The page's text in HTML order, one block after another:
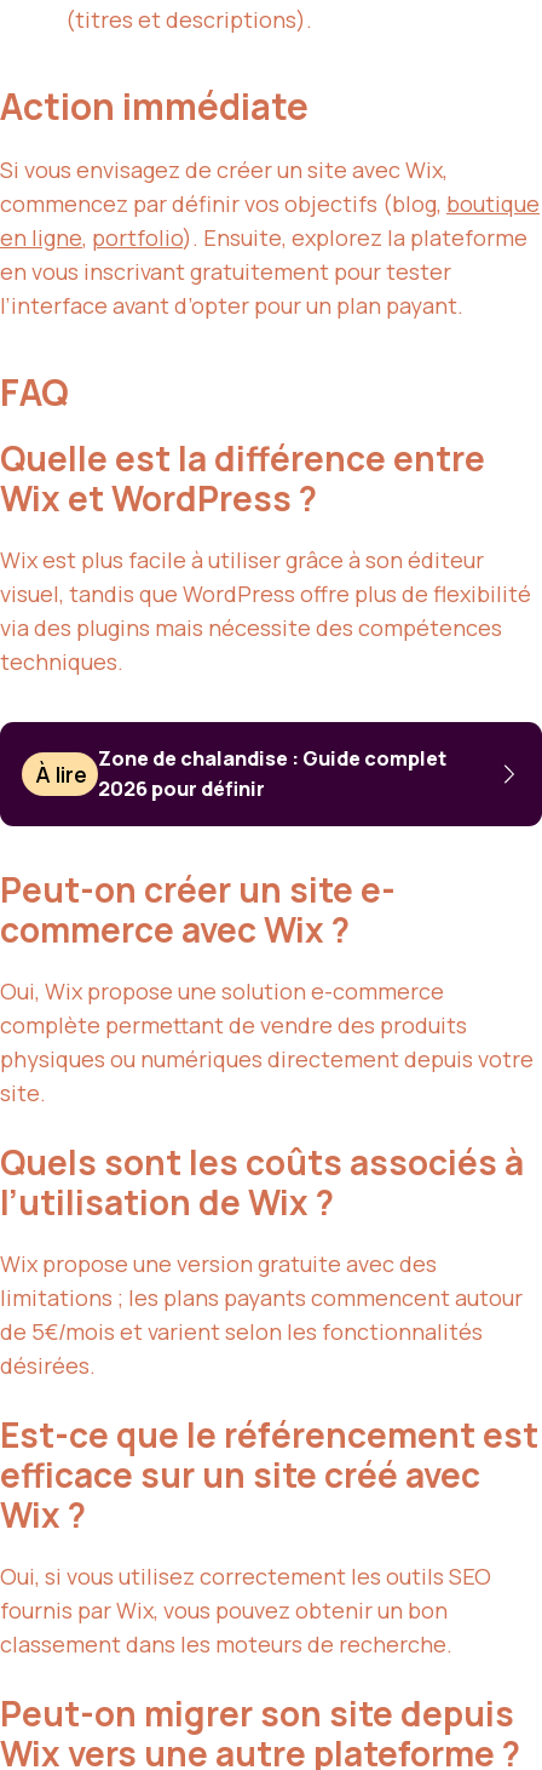
(titres et descriptions).
Action immédiate
Si vous envisagez de créer un site avec Wix,
commencez par définir vos objectifs (blog, boutique
en ligne, portfolio). Ensuite, explorez la plateforme
en vous inscrivant gratuitement pour tester
l’interface avant d’opter pour un plan payant.
FAQ
Quelle est la différence entre
Wix et WordPress ?
Wix est plus facile à utiliser grâce à son éditeur
visuel, tandis que WordPress offre plus de flexibilité
via des plugins mais nécessite des compétences
techniques.
À lire
Zone de chalandise : Guide complet
2026 pour définir
Peut-on créer un site e-
commerce avec Wix ?
Oui, Wix propose une solution e-commerce
complète permettant de vendre des produits
physiques ou numériques directement depuis votre
site.
Quels sont les coûts associés à
l’utilisation de Wix ?
Wix propose une version gratuite avec des
limitations ; les plans payants commencent autour
de 5€/mois et varient selon les fonctionnalités
désirées.
Est-ce que le référencement est
efficace sur un site créé avec
Wix ?
Oui, si vous utilisez correctement les outils SEO
fournis par Wix, vous pouvez obtenir un bon
classement dans les moteurs de recherche.
Peut-on migrer son site depuis
Wix vers une autre plateforme ?